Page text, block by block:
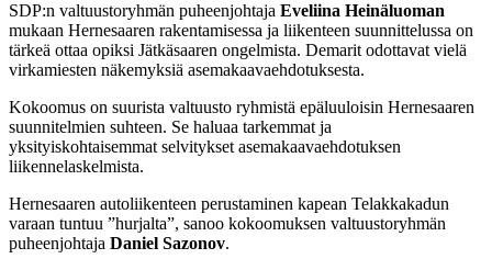
SDP:n valtuustoryhmän puheenjohtaja Eveliina Heinäluoman
mukaan Hernesaaren rakentamisessa ja liikenteen suunnittelussa on
tärkeä ottaa opiksi Jätkäsaaren ongelmista. Demarit odottavat vielä
virkamiesten näkemyksiä asemakaavaehdotuksesta.
Kokoomus on suurista valtuusto ryhmistä epäluuloisin Hernesaaren
suunnitelmien suhteen. Se haluaa tarkemmat ja
yksityiskohtaisemmat selvitykset asemakaavaehdotuksen
liikennelaskelmista.
Hernesaaren autoliikenteen perustaminen kapean Telakkakadun
varaan tuntuu ”hurjalta”, sanoo kokoomuksen valtuustoryhmän
puheenjohtaja Daniel Sazonov.